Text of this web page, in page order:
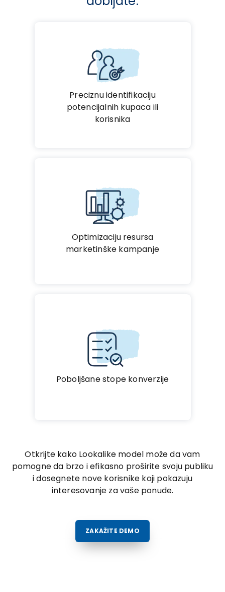
Preciznu identifikaciju
potencijalnih kupaca ili
korisnika
Optimizaciju resursa
marketinške kampanje
Poboljšane stope konverzije
Otkrijte kako Lookalike model može da vam
pomogne da brzo i efikasno proširite svoju publiku
i dosegnete nove korisnike koji pokazuju
interesovanje za vaše ponude.
ZAKAŽITE DEMO